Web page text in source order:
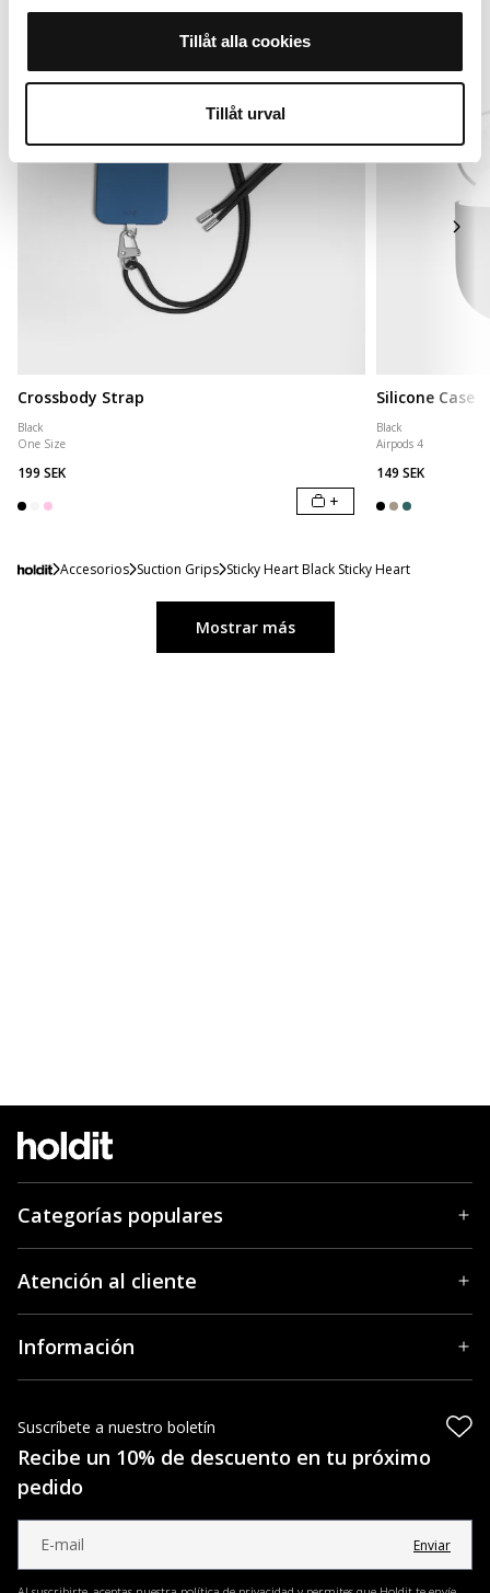
Tillåt alla cookies
Tillåt urval
Crossbody Strap
Black
One Size
199 SEK
+
Silicone Case
Black
Airpods 4
149 SEK
Accesorios Suction Grips Sticky Heart Black Sticky Heart
Mostrar más
Categorías populares
Atención al cliente
Información
Suscríbete a nuestro boletín
Recibe un 10% de descuento en tu próximo
pedido
Enviar